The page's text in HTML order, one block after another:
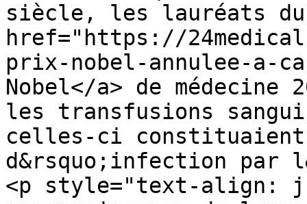
siècle, les lauréats du
href="https://
prix-nobel-annulee-a-
Nobel</a> de
les transfusions
celles-ci constituaient
d&rsquo;infection par
<p style="text-align: